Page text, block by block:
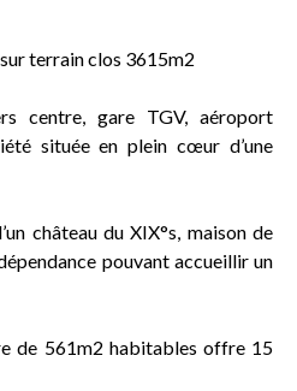
terrain clos 3615m2
centre, gare TGV, aéroport
située en plein cœur d’une
château du XIX°s, maison de
pouvant accueillir un
de 561m2 habitables offre 15